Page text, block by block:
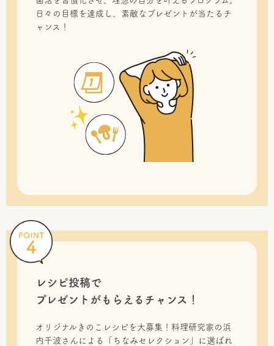
日々の目標を達成し、素敵なプレゼントが当たるチ
ャンス！
レシピ投稿で
プレゼントがもらえるチャンス！
オリジナルきのこレシピを大募集！料理研究家の浜
内千波さんによる「ちなみセレクション」に選ばれ